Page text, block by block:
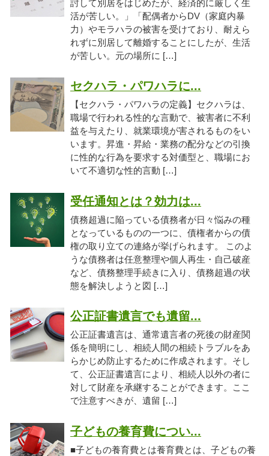
討して別居をはじめたが、経済的に厳しく生
活が苦しい。」「配偶者からDV（家庭内暴
力）やモラハラの被害を受けており、耐えら
れずに別居して離婚することにしたが、生活
が苦しい。元の場所に […]
セクハラ・パワハラに...
【セクハラ・パワハラの定義】セクハラは、
職場で行われる性的な言動で、被害者に不利
益を与えたり、就業環境が害されるものをい
います。昇進・昇給・業務の配分などの引換
に性的な行為を要求する対価型と、職場にお
いて不適切な性的言動 […]
受任通知とは？効力は...
債務超過に陥っている債務者が日々悩みの種
となっているものの一つに、債権者からの債
権の取り立ての連絡が挙げられます。 このよ
うな債務者は任意整理や個人再生・自己破産
など、債務整理手続きに入り、債務超過の状
態を解決しようと図 […]
公正証書遺言でも遺留...
公正証書遺言は、通常遺言者の死後の財産関
係を簡明にし、相続人間の相続トラブルをあ
らかじめ防止するために作成されます。そし
て、公正証書遺言により、相続人以外の者に
対して財産を承継することができます。ここ
で注意すべきが、遺留 […]
子どもの養育費につい...
■子どもの養育費とは養育費とは、子どもの養